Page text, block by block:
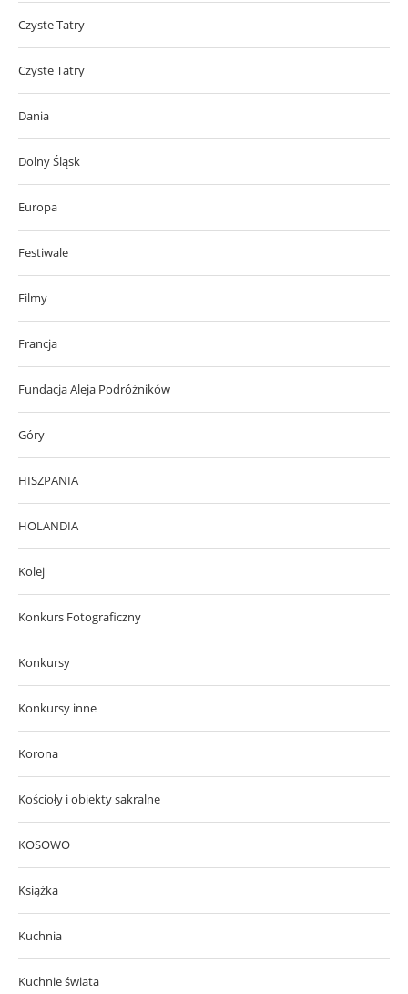
Czyste Tatry
Czyste Tatry
Dania
Dolny Śląsk
Europa
Festiwale
Filmy
Francja
Fundacja Aleja Podróżników
Góry
HISZPANIA
HOLANDIA
Kolej
Konkurs Fotograficzny
Konkursy
Konkursy inne
Korona
Kościoły i obiekty sakralne
KOSOWO
Książka
Kuchnia
Kuchnie świata